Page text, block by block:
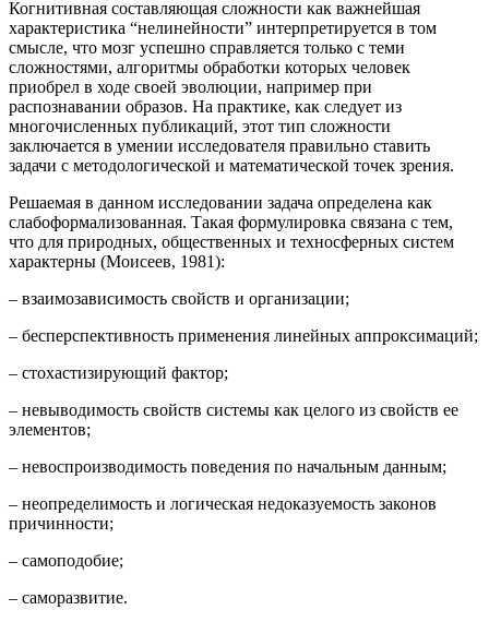
Когнитивная составляющая сложности как важнейшая
характеристика “нелинейности” интерпретируется в том
смысле, что мозг успешно справляется только с теми
сложностями, алгоритмы обработки которых человек
приобрел в ходе своей эволюции, например при
распознавании образов. На практике, как следует из
многочисленных публикаций, этот тип сложности
заключается в умении исследователя правильно ставить
задачи с методологической и математической точек зрения.
Решаемая в данном исследовании задача определена как
слабоформализованная. Такая формулировка связана с тем,
что для природных, общественных и техносферных систем
характерны (Моисеев, 1981):
– взаимозависимость свойств и организации;
– бесперспективность применения линейных аппроксимаций;
– стохастизирующий фактор;
– невыводимость свойств системы как целого из свойств ее
элементов;
– невоспроизводимость поведения по начальным данным;
– неопределимость и логическая недоказуемость законов
причинности;
– самоподобие;
– саморазвитие.